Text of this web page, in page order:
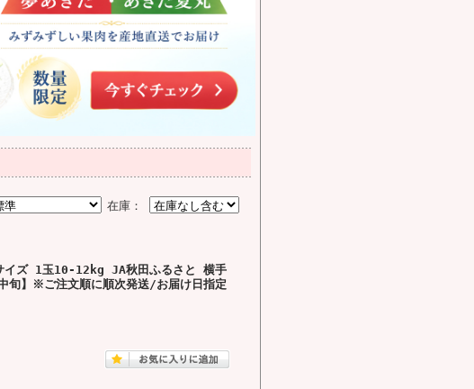
在庫：
イズ 1玉10-12kg JA秋田ふるさと 横手
旬】※ご注文順に順次発送/お届け日指定